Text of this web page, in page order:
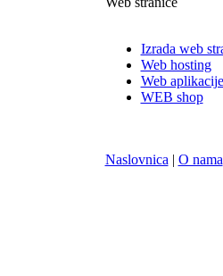
Izrada web
Web hosting
Web aplikacije
WEB shop
Naslovnica | O nama